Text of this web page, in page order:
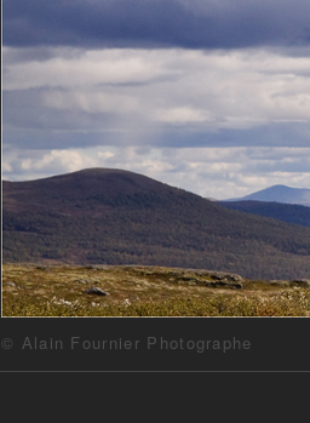
© Alain Fournier Photographe